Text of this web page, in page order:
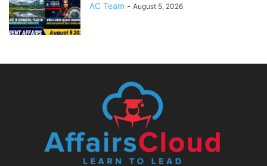
AC Team - August 5, 2026